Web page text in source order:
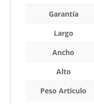
Garantía
Largo
Ancho
Alto
Peso Artículo